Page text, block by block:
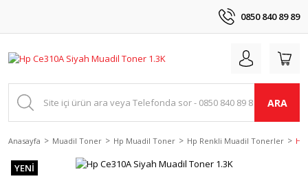
0850 840 89 89
ARA
Anasayfa Muadil Toner Hp Muadil Toner Hp Renkli Muadil Tonerler Hp
YENİ